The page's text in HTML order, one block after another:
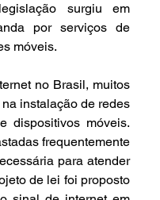
surgiu em
por serviços de
móveis.
no Brasil, muitos
instalação de redes
dispositivos móveis.
frequentemente
para atender
de lei foi proposto